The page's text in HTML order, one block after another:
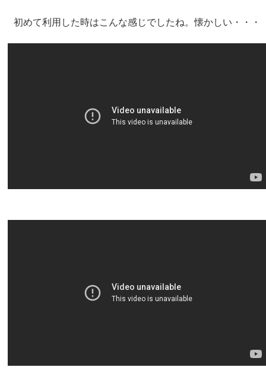
初めて利用した時はこんな感じでしたね。懐かしい・・・